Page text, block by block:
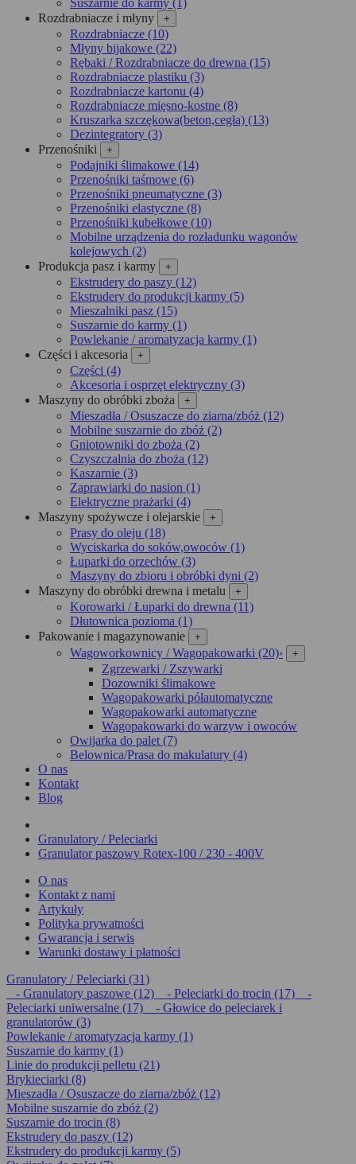
Suszarnie do karmy (1)
Rozdrabniacze i młyny
+
Rozdrabniacze (10)
Młyny bijakowe (22)
Rębaki / Rozdrabniacze do drewna (15)
Rozdrabniacze plastiku (3)
Rozdrabniacze kartonu (4)
Rozdrabniacze mięsno-kostne (8)
Kruszarka szczękowa(beton,cegła) (13)
Dezintegra­tory (3)
Przenośniki
+
Podajniki ślimakowe (14)
Przenośniki taśmowe (6)
Przenośniki pneumatyczne (3)
Przenośniki elastyczne (8)
Przenośniki kubełkowe (10)
Mobilne urządzenia do rozładunku wagonów
kolejowych (2)
Produkcja pasz i karmy
+
Ekstrudery do paszy (12)
Ekstrudery do produkcji karmy (5)
Mieszalniki pasz (15)
Suszarnie do karmy (1)
Powlekanie / aromatyzacja karmy (1)
Części i akcesoria
+
Części (4)
Akcesoria i osprzęt elektryczny (3)
Maszyny do obróbki zboża
+
Mieszadła / Osuszacze do ziarna/zbóż (12)
Mobilne suszarnie do zbóż (2)
Gniotowniki do zboża (2)
Czyszczalnia do zboża (12)
Kaszarnie (3)
Zaprawiarki do nasion (1)
Elektryczne prażarki (4)
Maszyny spożywcze i olejarskie
+
Prasy do oleju (18)
Wyciskarka do soków,owoców (1)
Łuparki do orzechów (3)
Maszyny do zbioru i obróbki dyni (2)
Maszyny do obróbki drewna i metalu
+
Korowarki / Łuparki do drewna (11)
Dłutownica pozioma (1)
Pakowanie i magazynowanie
+
Wagoworkownicy / Wagopakowarki (20)› +
Zgrzewarki / Zszywarki
Dozowniki ślimakowe
Wagopakowarki półautomatyczne
Wagopakowarki automatyczne
Wagopakowarki do warzyw i owoców
Owijarka do palet (7)
Belownica/Prasa do makulatury (4)
O nas
Kontakt
Blog
Granulatory / Peleciarki
Granulator paszowy Rotex-100 / 230 - 400V
O nas
Kontakt z nami
Artykuły
Polityka prywatności
Gwarancja i serwis
Warunki dostawy i płatności
Granulatory / Peleciarki (31)
- Granulatory paszowe (12)
- Peleciarki do trocin (17)
-
Peleciarki uniwersalne (17)
- Głowice do peleciarek i
granulatorów (3)
Powlekanie / aromatyzacja karmy (1)
Suszarnie do karmy (1)
Linie do produkcji pelletu (21)
Brykieciarki (8)
Mieszadła / Osuszacze do ziarna/zbóż (12)
Mobilne suszarnie do zbóż (2)
Suszarnie do trocin (8)
Ekstrudery do paszy (12)
Ekstrudery do produkcji karmy (5)